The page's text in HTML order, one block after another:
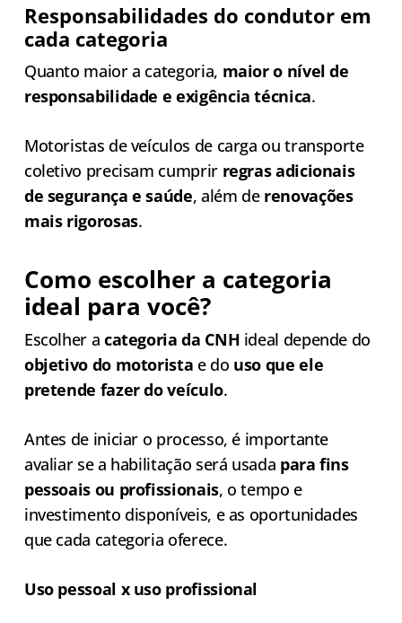
Responsabilidades do condutor em
cada categoria
Quanto maior a categoria, maior o nível de
responsabilidade e exigência técnica.
Motoristas de veículos de carga ou transporte
coletivo precisam cumprir regras adicionais
de segurança e saúde, além de renovações
mais rigorosas.
Como escolher a categoria
ideal para você?
Escolher a categoria da CNH ideal depende do
objetivo do motorista e do uso que ele
pretende fazer do veículo.
Antes de iniciar o processo, é importante
avaliar se a habilitação será usada para fins
pessoais ou profissionais, o tempo e
investimento disponíveis, e as oportunidades
que cada categoria oferece.
Uso pessoal x uso profissional